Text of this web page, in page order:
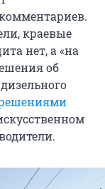
краевые
нет, а «на
об